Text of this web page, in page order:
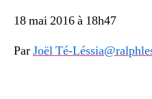
18 mai 2016 à 18h47
ParJoël Té-Léssia